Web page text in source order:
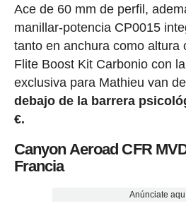
Ace de 60 mm de perfil,
manillar-potencia CP0015
tanto en anchura como altura
Flite Boost Kit Carbonio con
exclusiva para Mathieu van
debajo de la barrera
€.
Canyon Aeroad CFR
Francia
Anúnciate